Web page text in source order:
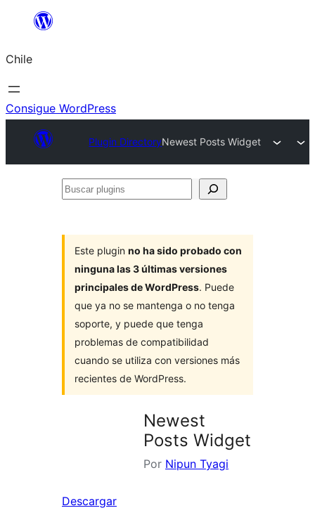
Saltar
contenido
Chile
Consigue WordPress
Plugin DirectoryNewest Posts Widget
Buscar
Este plugin no ha sido probado con
ninguna las 3 últimas versiones
principales de WordPress. Puede
que ya no se mantenga o no tenga
soporte, y puede que tenga
problemas de compatibilidad
cuando se utiliza con versiones más
recientes de WordPress.
Newest
Posts Widget
Por Nipun Tyagi
Descargar